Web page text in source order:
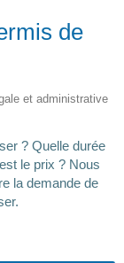
de
et administrative
? Quelle durée
le prix ? Nous
la demande de